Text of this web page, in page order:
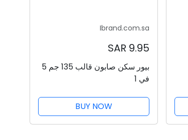
Ibrand.com.sa
9.95 SAR
بيور سكن صابون قالب 135 جم 5
في 1
BUY NOW